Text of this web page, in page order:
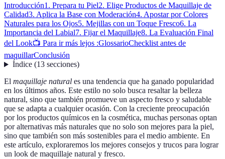
Introducción1. Prepara tu Piel2. Elige Productos de Maquillaje de
Calidad3. Aplica la Base con Moderación4. Apostar por Colores
Naturales para los Ojos5. Mejillas con un Toque Fresco6. La
Importancia del Labial7. Fijar el Maquillaje8. La Evaluación Final
del Look📺 Para ir más lejos :GlossarioChecklist antes de
maquillarConclusión
Índice(13 secciones)
El maquillaje natural es una tendencia que ha ganado popularidad
en los últimos años. Este estilo no solo busca resaltar la belleza
natural, sino que también promueve un aspecto fresco y saludable
que se adapta a cualquier ocasión. Con la creciente preocupación
por los productos químicos en la cosmética, muchas personas optan
por alternativas más naturales que no solo son mejores para la piel,
sino que también son más sostenibles para el medio ambiente. En
este artículo, exploraremos los mejores consejos y trucos para lograr
un look de maquillaje natural y fresco.